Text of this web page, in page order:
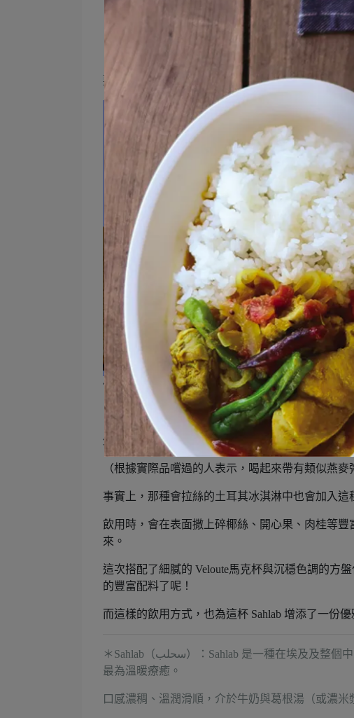
要不要來一杯「Sahlab」？
使用的器皿： Veloute馬克杯／ Mame spoon豆湯匙／Caramelise 正方
「Sahlab」是埃及著名的在地熱飲，是以一種名為
外觀類似牛奶，但口感濃稠滑順，有點像葛根湯（
（根據實際品嚐過的人表示，喝起來帶有類似燕麥
事實上，那種會拉絲的土耳其冰淇淋中也會加入這
飲用時，會在表面撒上碎椰絲、開心果、肉桂等
來。
這次搭配了細膩的 Veloute馬克杯與沉穩色調的方
的豐富配料了呢！
而這樣的飲用方式，也為這杯 Sahlab 增添了一份
＊ Sahlab（سحلب）： Sahlab 是一種在埃及及整個
最為溫暖療癒。
口感濃稠、溫潤滑順，介於牛奶與葛根湯（或濃